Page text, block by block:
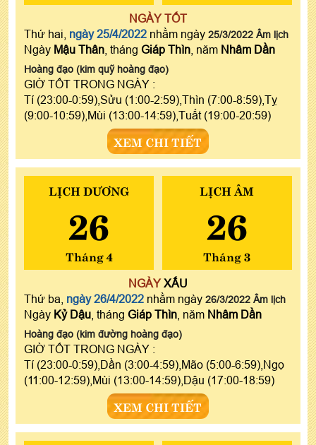
NGÀY TỐT
Thứ hai, ngày 25/4/2022 nhằm ngày 25/3/2022 Âm lịch
Ngày Mậu Thân , tháng Giáp Thìn , năm Nhâm Dần
Hoàng đạo (kim quỹ hoàng đạo)
GIỜ TỐT TRONG NGÀY :
Tí (23:00-0:59),Sửu (1:00-2:59),Thìn (7:00-8:59),Tỵ
(9:00-10:59),Mùi (13:00-14:59),Tuất (19:00-20:59)
XEM CHI TIẾT
LỊCH DƯƠNG
26
Tháng 4
LỊCH ÂM
26
Tháng 3
NGÀYXẤU
Thứ ba, ngày 26/4/2022 nhằm ngày 26/3/2022 Âm lịch
Ngày Kỷ Dậu , tháng Giáp Thìn , năm Nhâm Dần
Hoàng đạo (kim đường hoàng đạo)
GIỜ TỐT TRONG NGÀY :
Tí (23:00-0:59),Dần (3:00-4:59),Mão (5:00-6:59),Ngọ
(11:00-12:59),Mùi (13:00-14:59),Dậu (17:00-18:59)
XEM CHI TIẾT